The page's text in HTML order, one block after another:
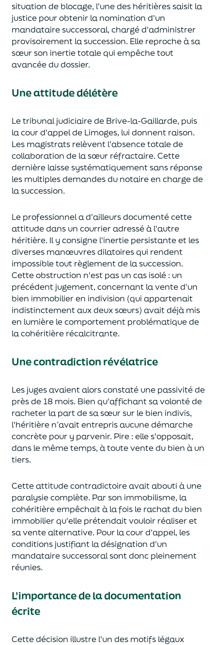
situation de blocage, l'une des héritières saisit la
justice pour obtenir la nomination d'un
mandataire successoral, chargé d'administrer
provisoirement la succession. Elle reproche à sa
sœur son inertie totale qui empêchetout
avancée du dossier.
Une attitude délétère
Le tribunal judiciairede Brive-la-Gaillarde, puis
lacour d'appel de Limoges, lui donnent raison.
Les magistrats relèvent l'absence totale de
collaboration de la sœur réfractaire. Cette
dernière laisse systématiquement sans réponse
les multiples demandes du notaire en chargede
la succession.
Le professionnel a d'ailleurs documenté cette
attitude dans un courrier adressé à l'autre
héritière. Il y consigne l'inertie persistante et les
diverses manœuvres dilatoires qui rendent
impossible tout règlement de la succession.
Cette obstruction n'est pas un cas isolé : un
précédent jugement, concernant la vente d'un
bien immobilieren indivision (qui appartenait
indistinctementaux deux sœurs) avait déjà mis
en lumière le comportement problématique de
lacohéritière récalcitrante.
Une contradiction révélatrice
Les juges avaientalorsconstaté une passivitéde
près de 18 mois. Bien qu'affichant sa volonté de
racheter la partde sa sœur sur le bien indivis,
l'héritière n’avait entreprisaucune démarche
concrète pour y parvenir. Pire : elle s'opposait,
dans le même temps, à toute vente du bien à un
tiers.
Cette attitude contradictoireavaitabouti à une
paralysie complète. Par son immobilisme, la
cohéritièreempêchaità la fois le rachatdu bien
immobilierqu'elle prétendaitvouloir réaliser et
sa vente alternative. Pour lacour d'appel, les
conditions justifiant la désignation d'un
mandataire successoral sont donc pleinement
réunies.
L'importance de la documentation
écrite
Cette décision illustre l'un des motifs légaux